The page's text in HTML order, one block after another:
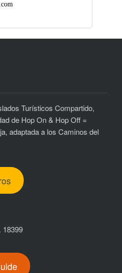
Turísticos Compartido,
de Hop On & Hop Off =
adaptada a los Caminos del
18399